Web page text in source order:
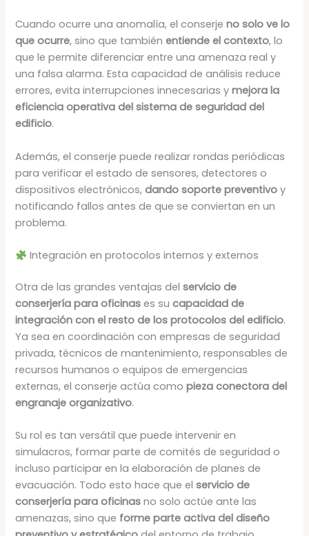
Cuando ocurre una anomalía, el conserjeno solo ve lo
que ocurre, sino que tambiénentiende el contexto, lo
que le permite diferenciar entre una amenaza real y
una falsa alarma. Esta capacidad de análisis reduce
errores, evita interrupciones innecesarias ymejora la
eficiencia operativa del sistema de seguridad del
edificio.
Además, el conserje puede realizar rondas periódicas
para verificar el estado de sensores, detectores o
dispositivos electrónicos,dando soporte preventivo y
notificando fallos antes de que se conviertan en un
problema.
Integración en protocolos internos y externos
Otra de las grandes ventajas delservicio de
conserjería para oficinas es sucapacidad de
integración con el resto de los protocolos del edificio.
Ya sea en coordinación con empresas de seguridad
privada, técnicos de mantenimiento, responsables de
recursos humanos o equipos de emergencias
externas, el conserje actúa comopieza conectora del
engranaje organizativo.
Su rol es tan versátil que puede intervenir en
simulacros, formar parte de comités de seguridad o
incluso participar en la elaboración de planes de
evacuación. Todo esto hace que elservicio de
conserjería para oficinas no solo actúe ante las
amenazas, sino que forme parte activa del diseño